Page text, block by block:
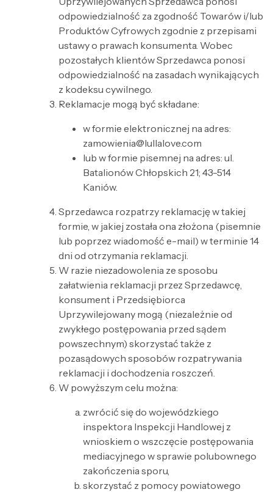
odpowiedzialność za zgodność Towarów i/lub
Produktów Cyfrowych zgodnie z przepisami
ustawy o prawach konsumenta. Wobec
pozostałych klientów Sprzedawca ponosi
odpowiedzialność na zasadach wynikających
z kodeksu cywilnego.
Reklamacje mogą być składane:
w formie elektronicznej na adres:
zamowienia@lullalove.com
lub w formie pisemnej na adres: ul.
Batalionów Chłopskich 21; 43-514
Kaniów.
Sprzedawca rozpatrzy reklamację w takiej
formie, w jakiej została ona złożona (pisemnie
lub poprzez wiadomość e-mail) w terminie 14
dni od otrzymania reklamacji.
W razie niezadowolenia ze sposobu
załatwienia reklamacji przez Sprzedawcę,
konsument i Przedsiębiorca
Uprzywilejowany mogą (niezależnie od
zwykłego postępowania przed sądem
powszechnym) skorzystać także z
pozasądowych sposobów rozpatrywania
reklamacji i dochodzenia roszczeń.
W powyższym celu można:
zwrócić się do wojewódzkiego
inspektora Inspekcji Handlowej z
wnioskiem o wszczęcie postępowania
mediacyjnego w sprawie polubownego
zakończenia sporu,
skorzystać z pomocy powiatowego